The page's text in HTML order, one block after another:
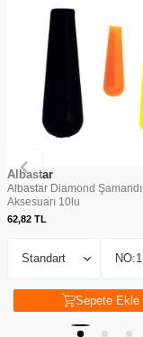
Albastar
Albastar Diamond
Aksesuarı 10lu
62,82 TL
Sepete Ekle